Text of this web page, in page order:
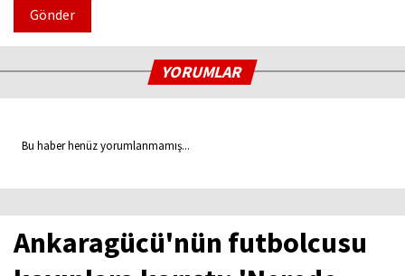
Gönder
YORUMLAR
Bu haber henüz yorumlanmamış...
Ankaragücü'nün futbolcusu